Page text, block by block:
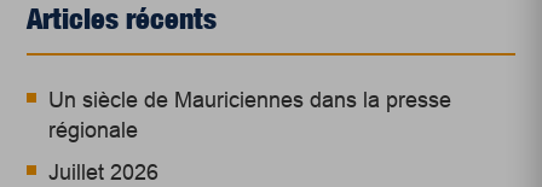
Articles récents
Un siècle de Mauriciennes dans la presse
régionale
Juillet 2026